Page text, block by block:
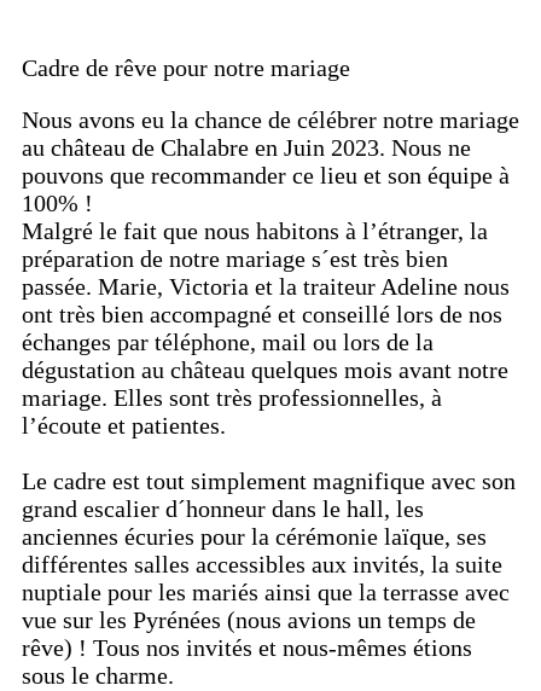
Cadre de rêve pour notre mariage
Nous avons eu la chance de célébrer notre mariage
au château de Chalabre en Juin 2023. Nous ne
pouvons que recommander ce lieu et son équipe à
100% !
Malgré le fait que nous habitons à l’étranger, la
préparation de notre mariage s´est très bien
passée. Marie, Victoria et la traiteur Adeline nous
ont très bien accompagné et conseillé lors de nos
échanges par téléphone, mail ou lors de la
dégustation au château quelques mois avant notre
mariage. Elles sont très professionnelles, à
l’écoute et patientes.
Le cadre est tout simplement magnifique avec son
grand escalier d´honneur dans le hall, les
anciennes écuries pour la cérémonie laïque, ses
différentes salles accessibles aux invités, la suite
nuptiale pour les mariés ainsi que la terrasse avec
vue sur les Pyrénées (nous avions un temps de
rêve) ! Tous nos invités et nous-mêmes étions
sous le charme.